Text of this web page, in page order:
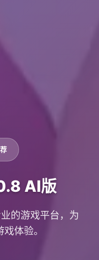
AI版
的游戏平台，为
体验。